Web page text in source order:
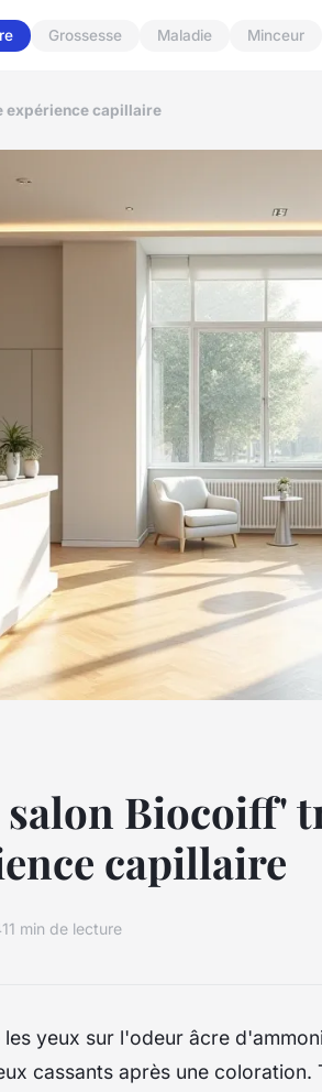
Grossesse Maladie Minceur
expérience capillaire
Biocoiff'
capillaire
11 min de lecture
yeux sur l'odeur âcre
cassants après une coloration.